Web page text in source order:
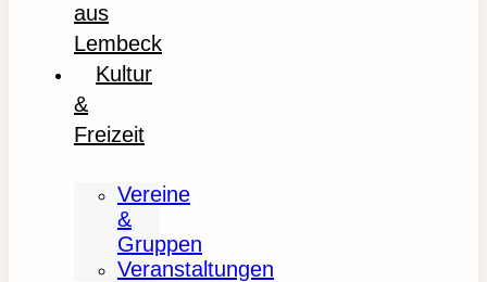
aus
Lembeck
Kultur
&
Freizeit
Vereine
&
Gruppen
Veranstaltungen